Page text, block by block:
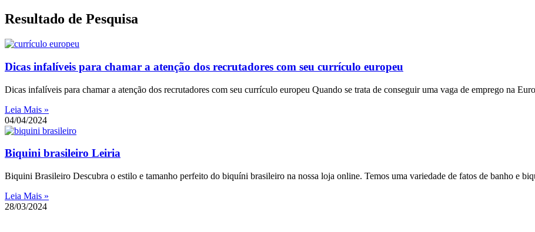
Resultado de Pesquisa
Dicas infalíveis para chamar a atenção dos recrutadores com seu currículo europeu
Dicas infalíveis para chamar a atenção dos recrutadores com seu currículo europeu Quando se trata de conseguir uma vaga de emprego na
Leia Mais »
04/04/2024
Biquini brasileiro Leiria
Biquini Brasileiro Descubra o estilo e tamanho perfeito do biquíni brasileiro na nossa loja online. Temos uma variedade de fatos de banho e
Leia Mais »
28/03/2024